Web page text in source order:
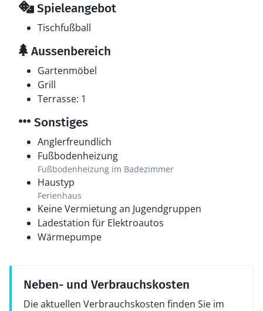
Spieleangebot
Tischfußball
Aussenbereich
Gartenmöbel
Grill
Terrasse: 1
Sonstiges
Anglerfreundlich
Fußbodenheizung
Fußbodenheizung im Badezimmer
Haustyp
Ferienhaus
Keine Vermietung an Jugendgruppen
Ladestation für Elektroautos
Wärmepumpe
Neben- und Verbrauchskosten
Die aktuellen Verbrauchskosten finden Sie im